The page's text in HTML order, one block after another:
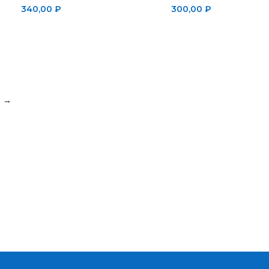
340,00₽
300,00 ₽
→